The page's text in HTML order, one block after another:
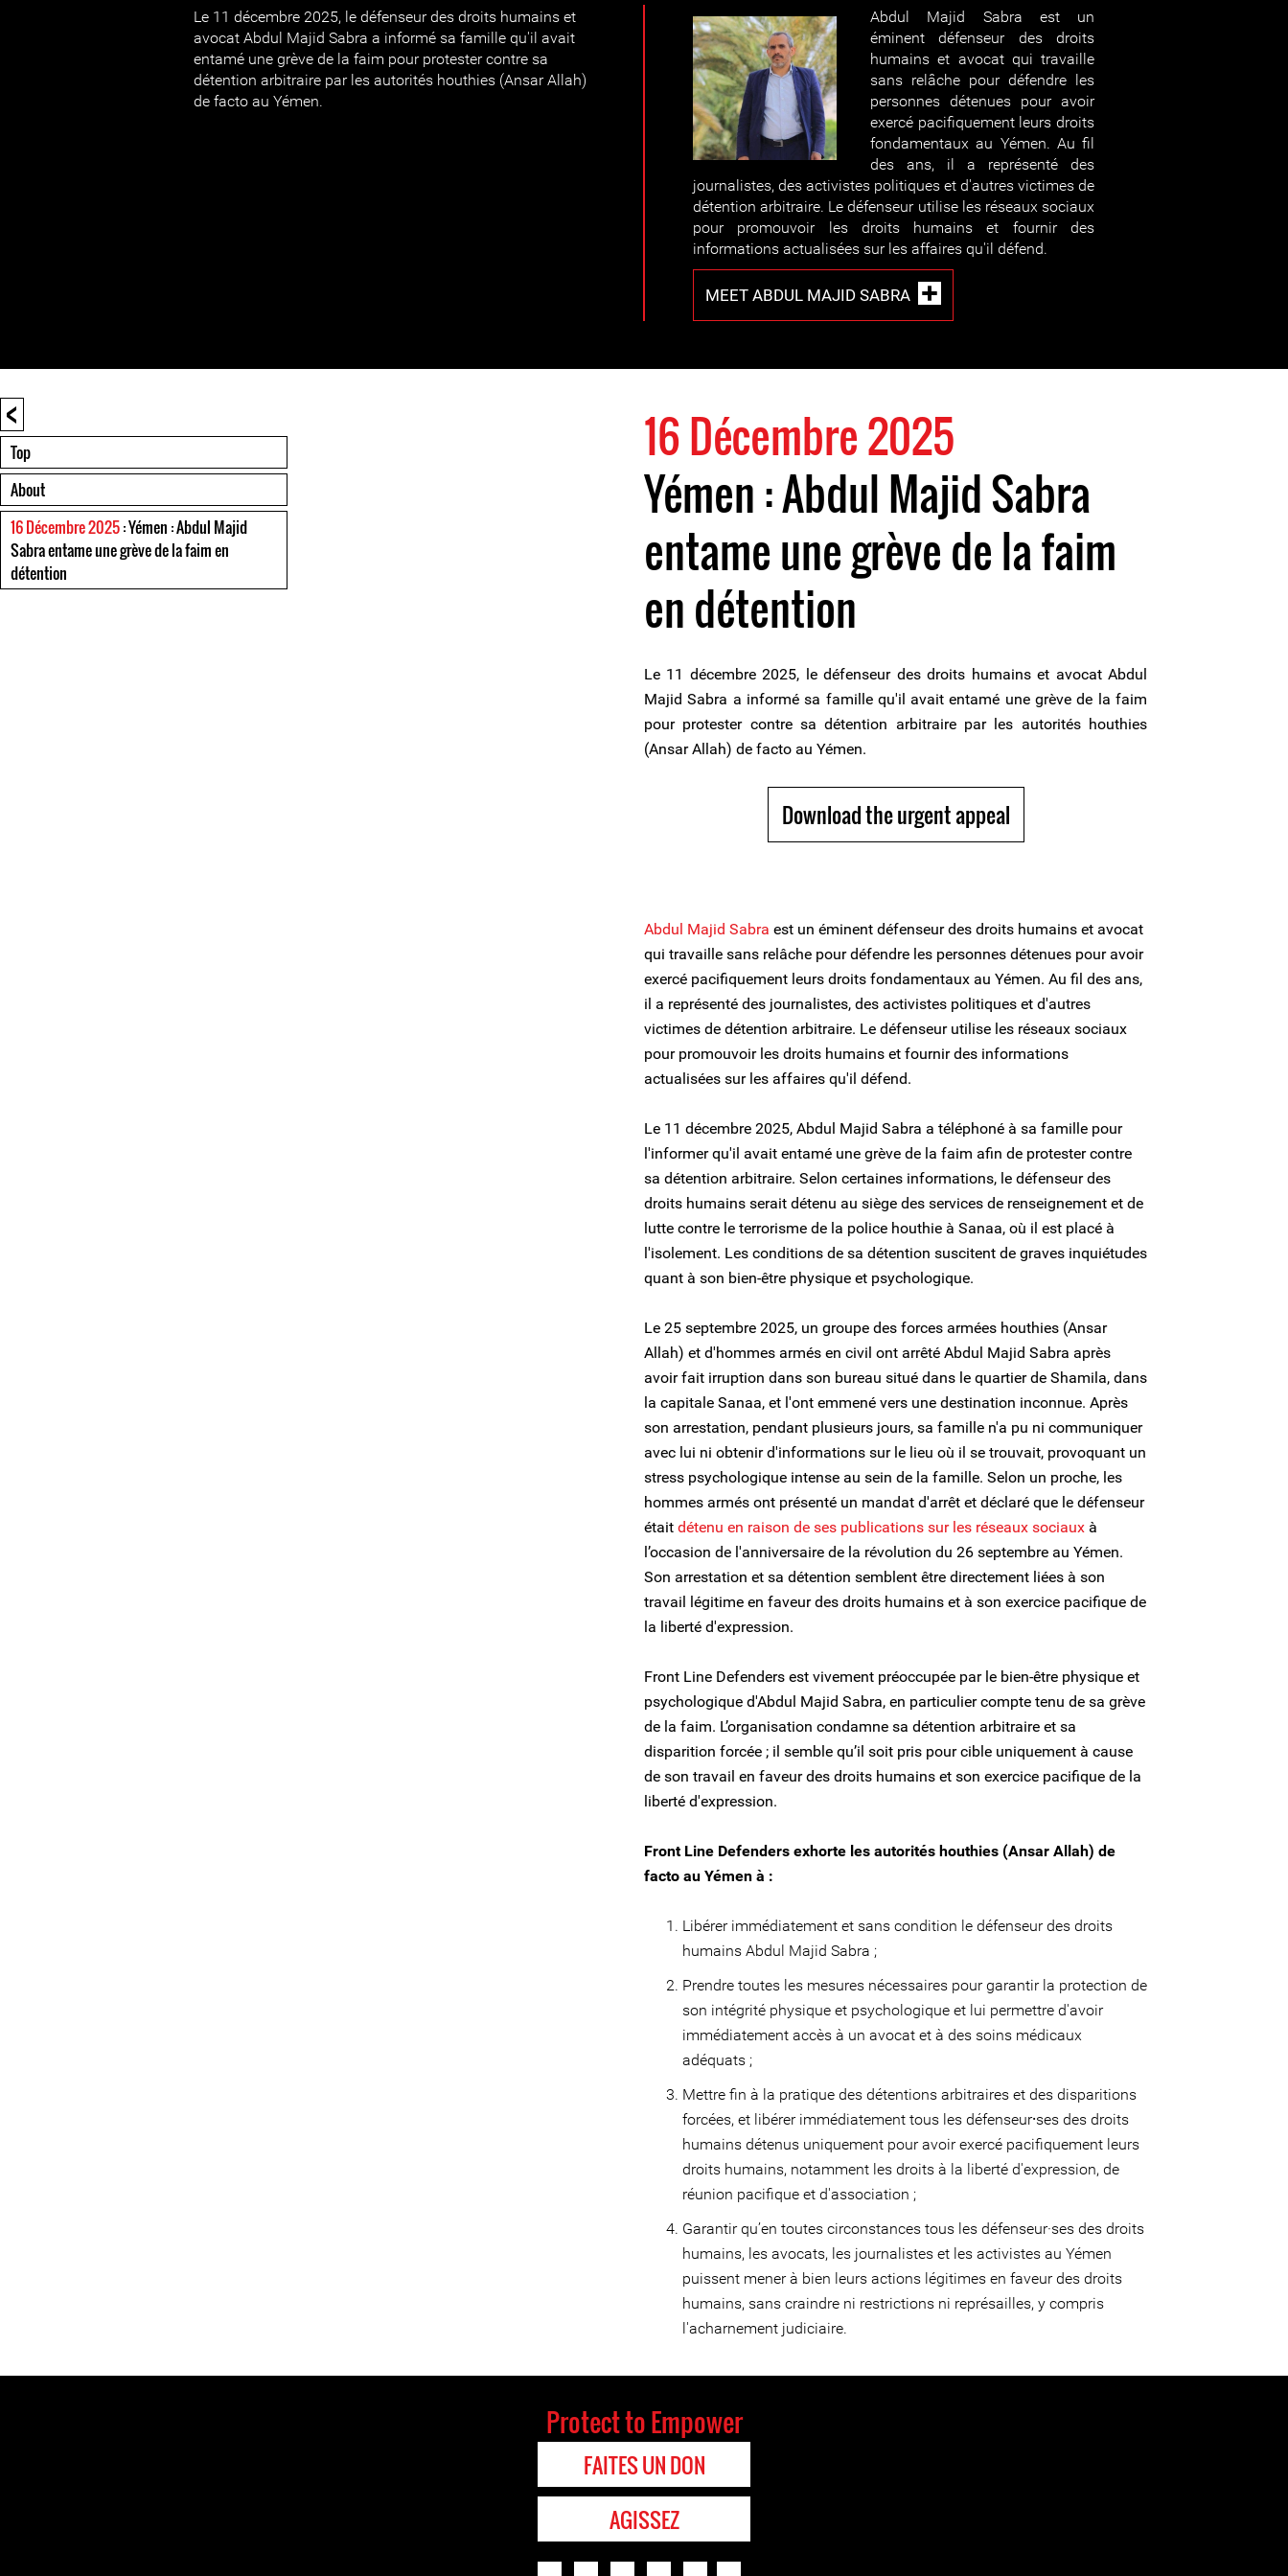
Le 11 décembre 2025, le défenseur des droits humains et
avocat Abdul Majid Sabra a informé sa famille qu'il avait
entamé une grève de la faim pour protester contre sa
détention arbitraire par les autorités houthies (Ansar Allah)
de facto au Yémen.
Abdul Majid Sabra est un
éminent défenseur des droits
humains et avocat qui travaille
sans relâche pour défendre les
personnes détenues pour avoir
exercé pacifiquement leurs droits
fondamentaux au Yémen. Au fil
des ans, il a représenté des
journalistes, des activistes politiques et d'autres victimes de
détention arbitraire. Le défenseur utilise les réseaux sociaux
pour promouvoir les droits humains et fournir des
informations actualisées sur les affaires qu'il défend.
MEET ABDUL MAJID SABRA
<
Top
About
16 Décembre 2025: Yémen : Abdul Majid
Sabra entame une grève de la faim en
détention
16 Décembre 2025
Yémen : Abdul Majid Sabra
entame une grève de la faim
en détention
Le 11 décembre 2025, le défenseur des droits humains et avocat Abdul
Majid Sabra a informé sa famille qu'il avait entamé une grève de la faim
pour protester contre sa détention arbitraire par les autorités houthies
(Ansar Allah) de facto au Yémen.
Download the urgent appeal
Abdul Majid Sabra est un éminent défenseur des droits humains et avocat
qui travaille sans relâche pour défendre les personnes détenues pour avoir
exercé pacifiquement leurs droits fondamentaux au Yémen. Au fil des ans,
il a représenté des journalistes, des activistes politiques et d'autres
victimes de détention arbitraire. Le défenseur utilise les réseaux sociaux
pour promouvoir les droits humains et fournir des informations
actualisées sur les affaires qu'il défend.
Le 11 décembre 2025, Abdul Majid Sabra a téléphoné à sa famille pour
l'informer qu'il avait entamé une grève de la faim afin de protester contre
sa détention arbitraire. Selon certaines informations, le défenseur des
droits humains serait détenu au siège des services de renseignement et de
lutte contre le terrorisme de la police houthie à Sanaa, où il est placé à
l'isolement. Les conditions de sa détention suscitent de graves inquiétudes
quant à son bien-être physique et psychologique.
Le 25 septembre 2025, un groupe des forces armées houthies (Ansar
Allah) et d'hommes armés en civil ont arrêté Abdul Majid Sabra après
avoir fait irruption dans son bureau situé dans le quartier de Shamila, dans
la capitale Sanaa, et l'ont emmené vers une destination inconnue. Après
son arrestation, pendant plusieurs jours, sa famille n'a pu ni communiquer
avec lui ni obtenir d'informations sur le lieu où il se trouvait, provoquant un
stress psychologique intense au sein de la famille. Selon un proche, les
hommes armés ont présenté un mandat d'arrêt et déclaré que le défenseur
était détenu en raison de ses publications sur les réseaux sociaux à
l’occasion de l'anniversaire de la révolution du 26 septembre au Yémen.
Son arrestation et sa détention semblent être directement liées à son
travail légitime en faveur des droits humains et à son exercice pacifique de
la liberté d'expression.
Front Line Defenders est vivement préoccupée par le bien-être physique et
psychologique d'Abdul Majid Sabra, en particulier compte tenu de sa grève
de la faim. L’organisation condamne sa détention arbitraire et sa
disparition forcée ; il semble qu’il soit pris pour cible uniquement à cause
de son travail en faveur des droits humains et son exercice pacifique de la
liberté d'expression.
Front Line Defenders exhorte les autorités houthies (Ansar Allah) de
facto au Yémen à :
Libérer immédiatement et sans condition le défenseur des droits
humains Abdul Majid Sabra ;
Prendre toutes les mesures nécessaires pour garantir la protection de
son intégrité physique et psychologique et lui permettre d'avoir
immédiatement accès à un avocat et à des soins médicaux
adéquats ;
Mettre fin à la pratique des détentions arbitraires et des disparitions
forcées, et libérer immédiatement tous les défenseur⸱ses des droits
humains détenus uniquement pour avoir exercé pacifiquement leurs
droits humains, notamment les droits à la liberté d'expression, de
réunion pacifique et d'association ;
Garantir qu’en toutes circonstances tous les défenseur·ses des droits
humains, les avocats, les journalistes et les activistes au Yémen
puissent mener à bien leurs actions légitimes en faveur des droits
humains, sans craindre ni restrictions ni représailles, y compris
l'acharnement judiciaire.
Protect to Empower
FAITES UN DON
AGISSEZ